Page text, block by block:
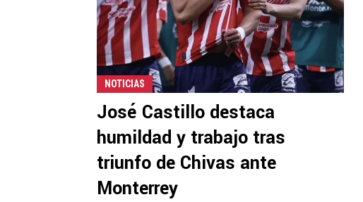
NOTICIAS
José Castillo destaca
humildad y trabajo tras
triunfo de Chivas ante
Monterrey